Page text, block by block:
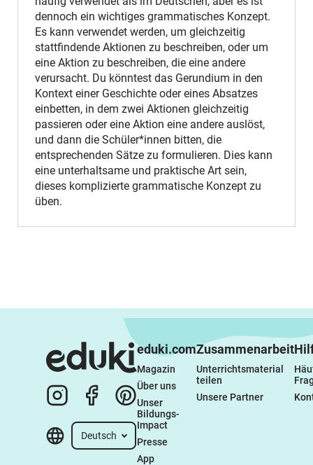
dennoch ein wichtiges grammatisches Konzept.
Es kann verwendet werden, um gleichzeitig
stattfindende Aktionen zu beschreiben, oder um
eine Aktion zu beschreiben, die eine andere
verursacht. Du könntest das Gerundium in den
Kontext einer Geschichte oder eines Absatzes
einbetten, in dem zwei Aktionen gleichzeitig
passieren oder eine Aktion eine andere auslöst,
und dann die Schüler*innen bitten, die
entsprechenden Sätze zu formulieren. Dies kann
eine unterhaltsame und praktische Art sein,
dieses komplizierte grammatische Konzept zu
üben.
Deutsch
eduki.com
Magazin
Über uns
Unser
Bildungs-
Impact
Presse
App
Zusammenarbeit
Unterrichtsmaterial
teilen
Unsere Partner